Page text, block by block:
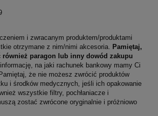
i zwracanym produktem/produktami
otrzymane z nim/nimi akcesoria. Pamiętaj,
również paragon
lub inny dowód zakupu
na jaki rachunek bankowy mamy Ci
że nie możesz zwrócić produktów
i środków medycznych, jeśli ich opakowanie
wszystkie filtry, pochłaniacze i
zostać zwrócone oryginalnie i próżniowo